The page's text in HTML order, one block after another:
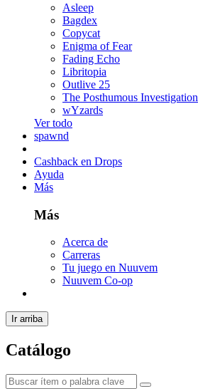
Asleep
Bagdex
Copycat
Enigma of Fear
Fading Echo
Libritopia
Outlive 25
The Posthumous Investigation
wYzards
Ver todo
spawnd
Cashback en Drops
Ayuda
Más
Más
Acerca de
Carreras
Tu juego en Nuuvem
Nuuvem Co-op
Ir arriba
Catálogo